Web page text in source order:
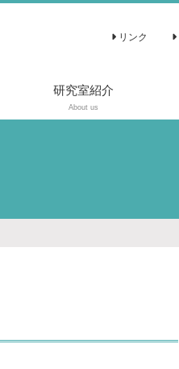
リンク
研究室紹介
About us